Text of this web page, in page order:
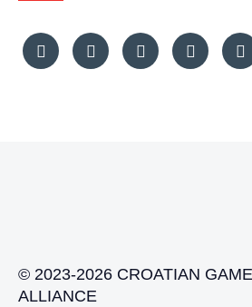
© 2023-2026 CROATIAN
ALLIANCE